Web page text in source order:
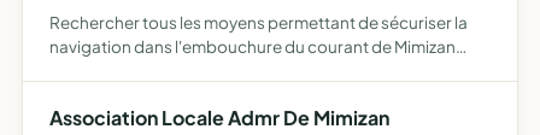
Rechercher tous les moyens permettant de sécuriser la
navigation dans l'embouchure du courant de Mimizan
Association Locale Admr De Mimizan